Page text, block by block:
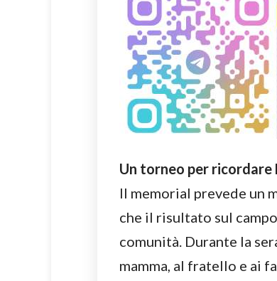
Un torneo per ricordare
Il memorial prevede un
che il risultato sul
comunità. Durante la
mamma, al fratello e ai